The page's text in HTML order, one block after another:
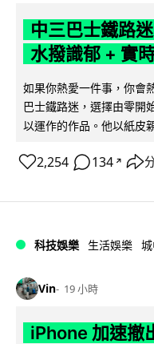
中三巴士鐵路
水撥識郁 + 實
如果你熱愛一件事，你會
巴士鐵路迷，選擇由零開
以運作的作品。他以紙皮
2,254 134 ↗
科技娛樂 生活娛樂
Vin 19 小時
iPhone 加速撤